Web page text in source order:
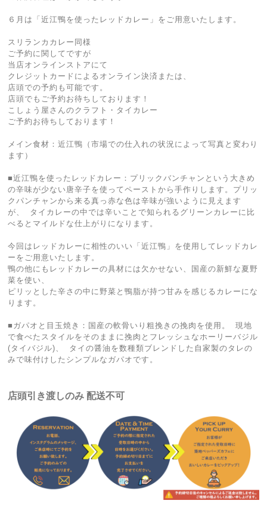
６月は「近江鴨を使ったレッドカレー」をご用意いたします。
スリランカカレー同様
ご予約に関してですが
当店オンラインストアにて
クレジットカードによるオンライン決済または、
店頭での予約も可能です。
店頭でもご予約お待ちしております！
こしょう屋さんのクラフト・タイカレー
ご予約お待ちしております！
メイン食材：近江鴨（市場での仕入れの状況によって写真と変わり
ます）
■近江鴨を使ったレッドカレー：プリックバンチャンという大きめ
の辛味が少ない唐辛子を使ってペーストから手作りします。プリッ
クパンチャンから来る真っ赤な色は辛味が強いように見えます
が、 タイカレーの中では辛いことで知られるグリーンカレーに比
べるとマイルドな仕上がりになります。
今回はレッドカレーに相性のいい「近江鴨」を使用してレッドカレ
ーをご用意いたします。
鴨の他にもレッドカレーの具材には欠かせない、国産の新鮮な夏野
菜を使い、
ピリッとした辛さの中に野菜と鴨脂が持つ甘みを感じるカレーにな
ります。
■ガパオと目玉焼き：国産の軟骨いり粗挽きの挽肉を使用。 現地
で食べたスタイルをそのままに挽肉とフレッシュなホーリーバジル
(タイバジル)、 タイの醤油を数種類ブレンドした自家製のタレの
みで味付けしたシンプルなガパオです。
店頭引き渡しのみ 配送不可